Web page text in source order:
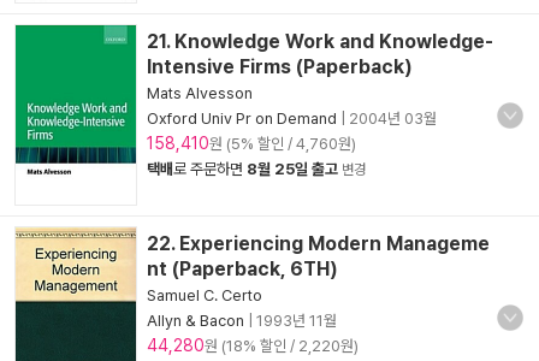
21. Knowledge Work and Knowledge-
Intensive Firms (Paperback)
Mats Alvesson
Oxford Univ Pr on Demand
2004년 03월
158,410원 (5% 할인 / 4,760원)
택배로 주문하면 8월 25일 출고 변경
22. Experiencing Modern Manageme
nt (Paperback, 6TH)
Samuel C. Certo
Allyn & Bacon
1993년 11월
44,280원 (18% 할인 / 2,220원)